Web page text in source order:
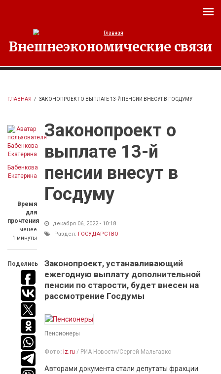
Внешнеэкономические связи
ГЛАВНАЯ / ЗАКОНОПРОЕКТ О ВЫПЛАТЕ 13-Й ПЕНСИИ ВНЕСУТ В ГОСДУМУ
Бабенкова
Екатерина
Время
для
прочтения
менее
1 минуты
Поделись
Законопроект о
выплате 13-й
пенсии внесут в
Госдуму
декабря 06, 2022 - 10:18
Раздел: ГОСУДАРСТВО
Законопроект, устанавливающий
ежегодную выплату дополнительной
пенсии по старости, будет внесен на
рассмотрение Госдумы
Пенсионеры
Фото: iz.ru / РИА Новости/Сергей Мальгавко
Авторами документа стали депутаты фракции